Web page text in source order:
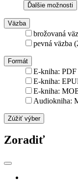
Ďalšie možnosti
Väzba
brožovaná
pevná väzba
Formát
E-kniha:
E-kniha:
E-kniha:
Audiokniha:
Zúžiť výber
Zoradiť